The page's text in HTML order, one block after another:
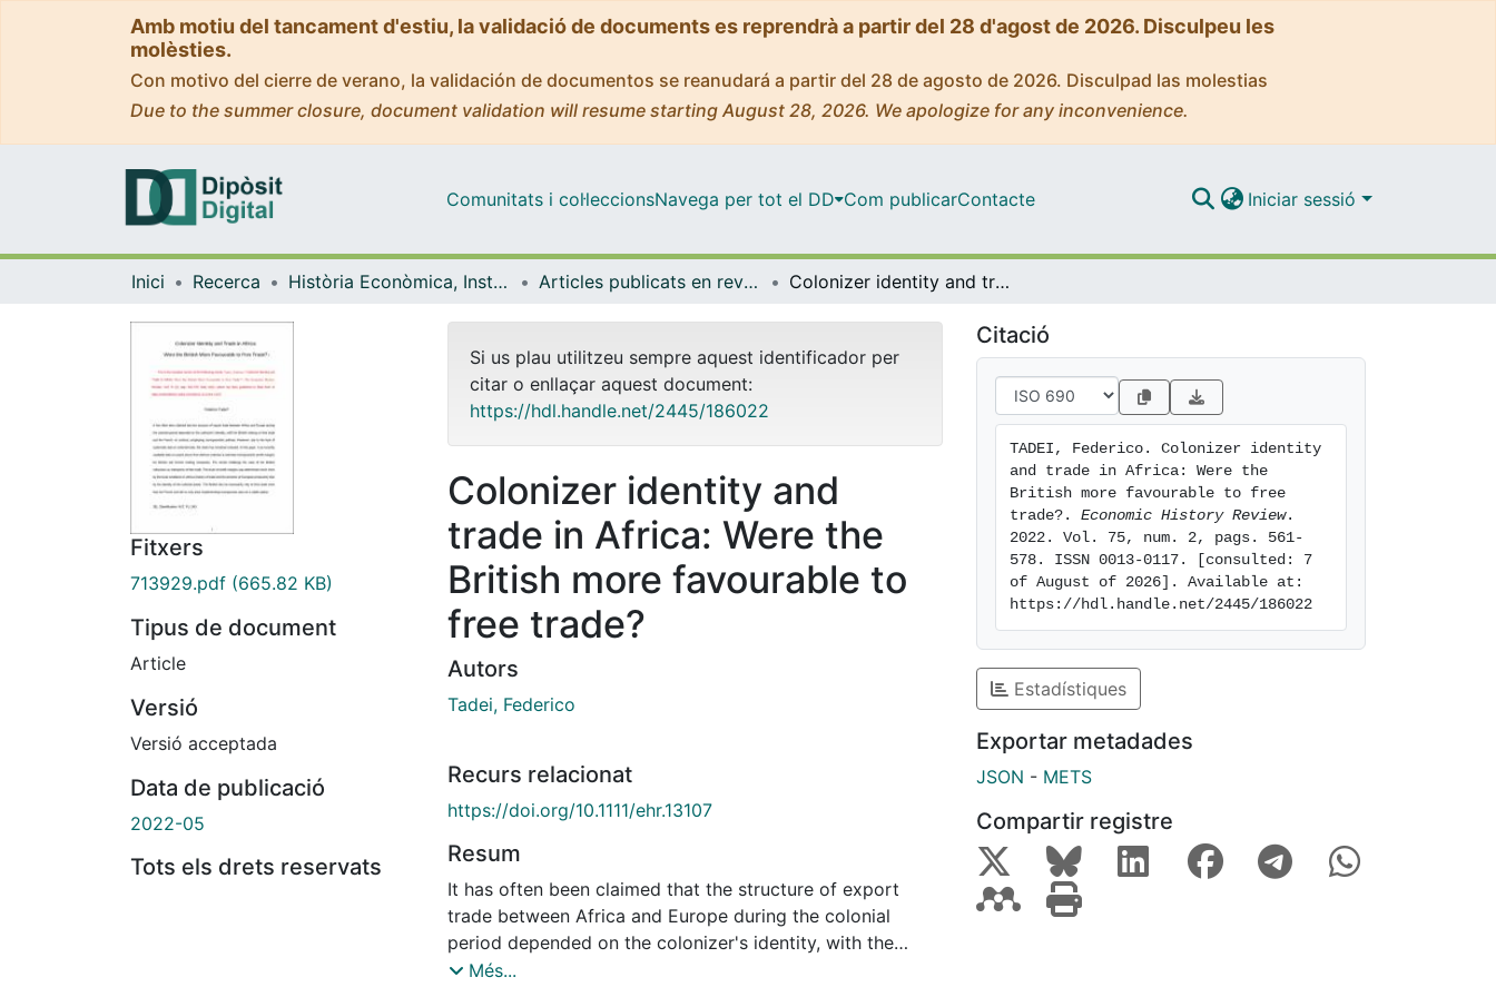
Amb motiu del tancament d'estiu, la validació de documents es reprendrà a partir del 28 d'agost de 2026. Disculpeu les
molèsties.
Con motivo del cierre de verano, la validación de documentos se reanudará a partir del 28 de agosto de 2026. Disculpad las molestias
Due to the summer closure, document validation will resume starting August 28, 2026. We apologize for any inconvenience.
Comunitats i col·leccionsNavega per tot el DD Com publicarContacte Iniciar sessió
Inici Recerca Història Econòmica, Institucions, Política i Economia Mundial Articles publicats en revistes (Història Econòmica, Institucions, Política i Economia Mundial) Colonizer identity and trade in Africa: Were the British more favourable to free trade?
Fitxers
713929.pdf (665.82 KB)
Tipus de document
Article
Versió
Versió acceptada
Data de publicació
2022-05
Tots els drets reservats
Si us plau utilitzeu sempre aquest identificador per
citar o enllaçar aquest document:
https://hdl.handle.net/2445/186022
Colonizer identity and
trade in Africa: Were the
British more favourable to
free trade?
Autors
Tadei, Federico
Recurs relacionat
https://doi.org/10.1111/ehr.13107
Resum
It has often been claimed that the structure of export
trade between Africa and Europe during the colonial
period depended on the colonizer's identity, with the
British relying on free trade and the French, in contrast,
Més...
Citació
TADEI, Federico. Colonizer identity
and trade in Africa: Were the
British more favourable to free
trade?. Economic History Review.
2022. Vol. 75, num. 2, pags. 561-
578. ISSN 0013-0117. [consulted: 7
of August of 2026]. Available at:
https://hdl.handle.net/2445/186022
Estadístiques
Exportar metadades
JSON - METS
Compartir registre